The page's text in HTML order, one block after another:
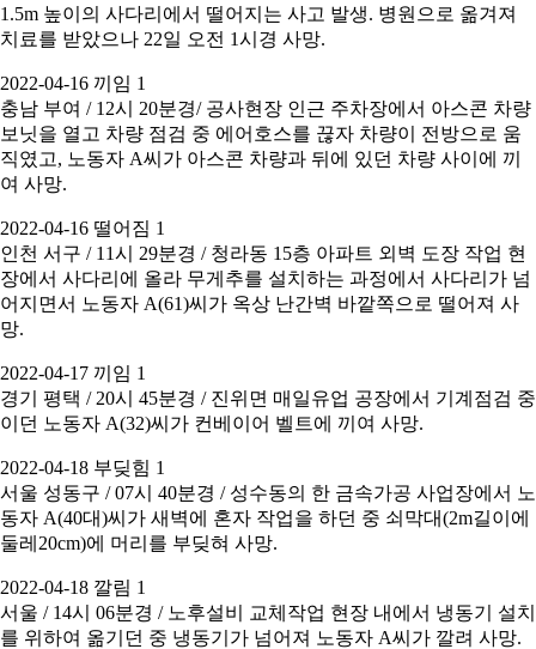
1.5m 높이의 사다리에서 떨어지는 사고 발생. 병원으로 옮겨져
치료를 받았으나 22일 오전 1시경 사망.
2022-04-16 끼임 1
충남 부여 / 12시 20분경/ 공사현장 인근 주차장에서 아스콘 차량
보닛을 열고 차량 점검 중 에어호스를 끊자 차량이 전방으로 움
직였고, 노동자 A씨가 아스콘 차량과 뒤에 있던 차량 사이에 끼
여 사망.
2022-04-16 떨어짐 1
인천 서구 / 11시 29분경 / 청라동 15층 아파트 외벽 도장 작업 현
장에서 사다리에 올라 무게추를 설치하는 과정에서 사다리가 넘
어지면서 노동자 A(61)씨가 옥상 난간벽 바깥쪽으로 떨어져 사
망.
2022-04-17 끼임 1
경기 평택 / 20시 45분경 / 진위면 매일유업 공장에서 기계점검 중
이던 노동자 A(32)씨가 컨베이어 벨트에 끼여 사망.
2022-04-18 부딪힘 1
서울 성동구 / 07시 40분경 / 성수동의 한 금속가공 사업장에서 노
동자 A(40대)씨가 새벽에 혼자 작업을 하던 중 쇠막대(2m길이에
둘레20cm)에 머리를 부딪혀 사망.
2022-04-18 깔림 1
서울 / 14시 06분경 / 노후설비 교체작업 현장 내에서 냉동기 설치
를 위하여 옮기던 중 냉동기가 넘어져 노동자 A씨가 깔려 사망.